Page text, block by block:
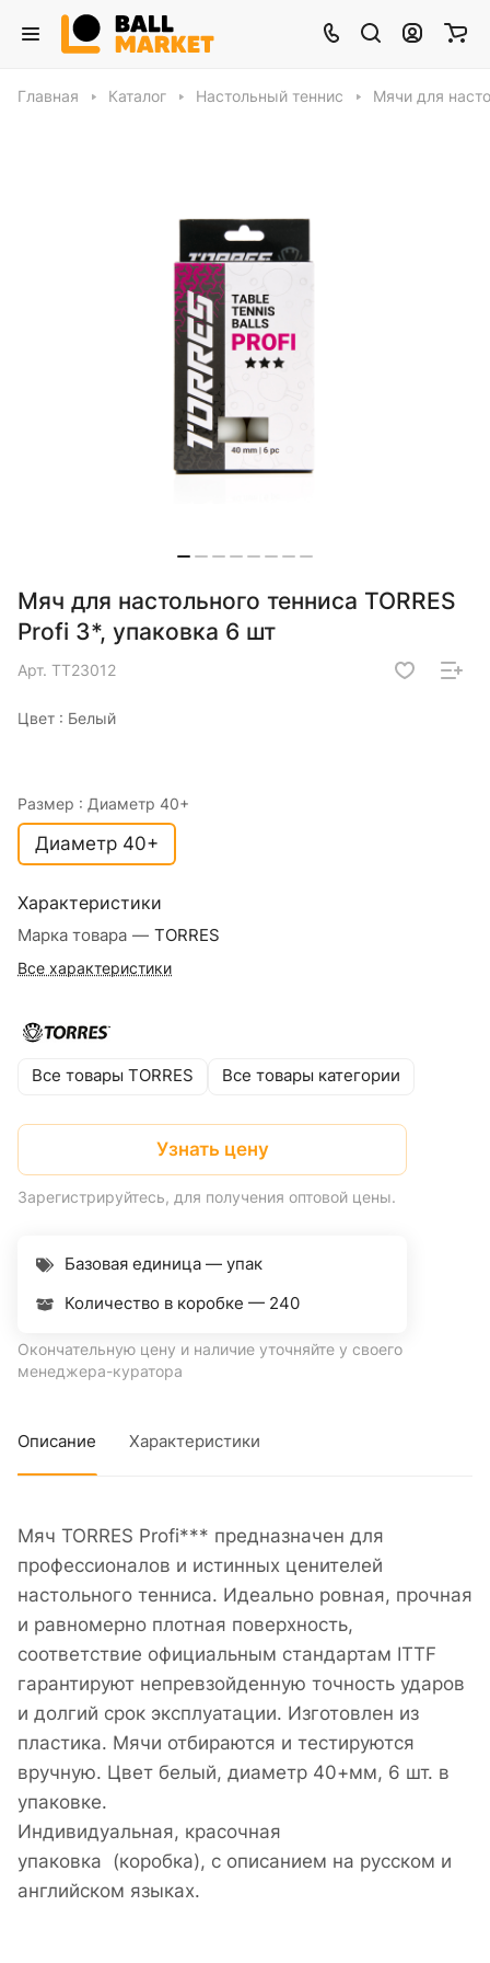
Главная Каталог Настольный теннис Мячи для
Мяч для настольного тенниса TORRES
Profi 3*, упаковка 6 шт
Арт. TT23012
Цвет : Белый
Размер : Диаметр 40+
Диаметр 40+
Характеристики
Марка товара — TORRES
Все характеристики
Все товары TORRES Все товары категории
Узнать цену
Зарегистрируйтесь, для получения оптовой цены.
Базовая единица — упак
Количество в коробке — 240
Окончательную цену и наличие уточняйте у своего
менеджера-куратора
Описание Характеристики
Мяч TORRES Profi*** предназначен для
профессионалов и истинных ценителей
настольного тенниса. Идеально ровная, прочная
и равномерно плотная поверхность,
соответствие официальным стандартам ITTF
гарантируют непревзойденную точность ударов
и долгий срок эксплуатации. Изготовлен из
пластика. Мячи отбираются и тестируются
вручную. Цвет белый, диаметр 40+мм, 6 шт. в
упаковке.
Индивидуальная, красочная
упаковка (коробка), с описанием на русском и
английском языках.